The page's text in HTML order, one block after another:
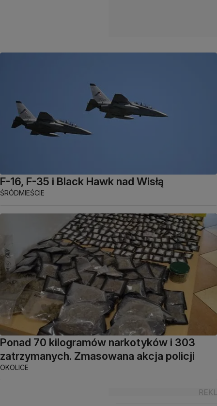
F-16, F-35 i Black Hawk nad Wisłą
ŚRÓDMIEŚCIE
Ponad 70 kilogramów narkotyków i 303
zatrzymanych. Zmasowana akcja policji
OKOLICE